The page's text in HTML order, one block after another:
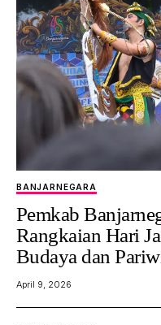
BANJARNEGARA
‎Pemkab
Rangkaian Hari
Budaya dan
April 9, 2026